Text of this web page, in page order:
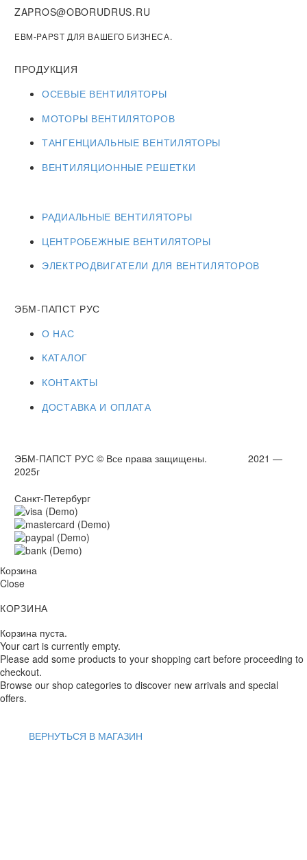
ZAPROS@OBORUDRUS.RU
EBM-PAPST ДЛЯ ВАШЕГО БИЗНЕСА.
ПРОДУКЦИЯ
ОСЕВЫЕ ВЕНТИЛЯТОРЫ
МОТОРЫ ВЕНТИЛЯТОРОВ
ТАНГЕНЦИАЛЬНЫЕ ВЕНТИЛЯТОРЫ
ВЕНТИЛЯЦИОННЫЕ РЕШЕТКИ
РАДИАЛЬНЫЕ ВЕНТИЛЯТОРЫ
ЦЕНТРОБЕЖНЫЕ ВЕНТИЛЯТОРЫ
ЭЛЕКТРОДВИГАТЕЛИ ДЛЯ ВЕНТИЛЯТОРОВ
ЭБМ-ПАПСТ РУС
О НАС
КАТАЛОГ
КОНТАКТЫ
ДОСТАВКА И ОПЛАТА
ЭБМ-ПАПСТ РУС © Все права защищены. 2021 —
2025г
Санкт-Петербург
Корзина
Close
КОРЗИНА
Корзина пуста.
Your cart is currently empty.
Please add some products to your shopping cart before proceeding to
checkout.
Browse our shop categories to discover new arrivals and special
offers.
ВЕРНУТЬСЯ В МАГАЗИН